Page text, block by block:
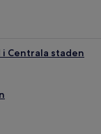
Centrala staden